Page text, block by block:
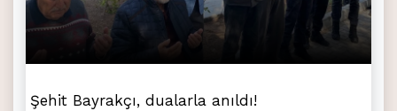
Şehit Bayrakçı, dualarla anıldı!